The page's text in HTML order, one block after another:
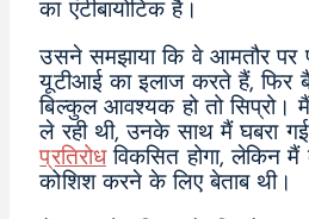
का एंटीबायोटिक है।
उसने समझाया कि वे आमतौर पर
यूटीआई का इलाज करते हैं, फिर
बिल्कुल आवश्यक हो तो सिप्रो। मैं
ले रही थी, उनके साथ मैं घबरा
प्रतिरोधविकसित होगा, लेकिन
कोशिश करने के लिए बेताब थी।